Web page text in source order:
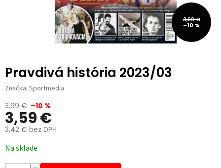
3,99 €
–10 %
Pravdivá história 2023/03
Značka: Sportmedia
3,99 € –10 %
3,59 €
3,42 € bez DPH
cena:
Na sklade